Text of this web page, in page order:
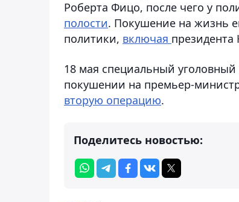
Роберта Фицо, после чего у
полости. Покушение на жизнь
политики, включая президента
18 мая специальный уголовный
покушении на премьер-
вторую операцию.
Поделитесь новостью: